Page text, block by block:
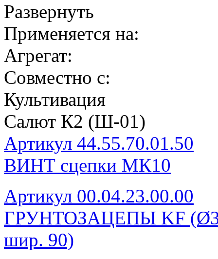
Развернуть
Применяется на:
Агрегат:
Совместно с:
Культивация
Салют К2 (Ш-01)
Артикул 44.55.70.01.50
ВИНТ сцепки МК10
Артикул 00.04.23.00.00
ГРУНТОЗАЦЕПЫ KF
шир. 90)